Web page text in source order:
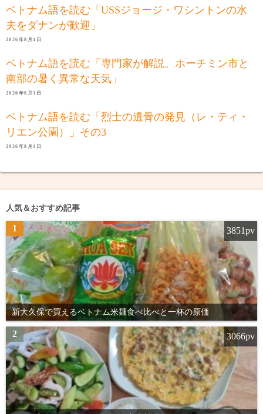
ベトナム語を読む「USSジョージ・ワシントンの水
夫をダナンが歓迎」
2026年8月4日
ベトナム語を読む「専門家が解説。ホーチミン市と
南部の暑く異常な天気」
2026年8月3日
ベトナム語を読む「烈士の遺骨の発見（レ・ティ・
リエン公園）」その3
2026年8月1日
人気＆おすすめ記事
1
新大久保で買えるベトナム米麺食べ比べと一杯の原価
3851pv
2 3066pv